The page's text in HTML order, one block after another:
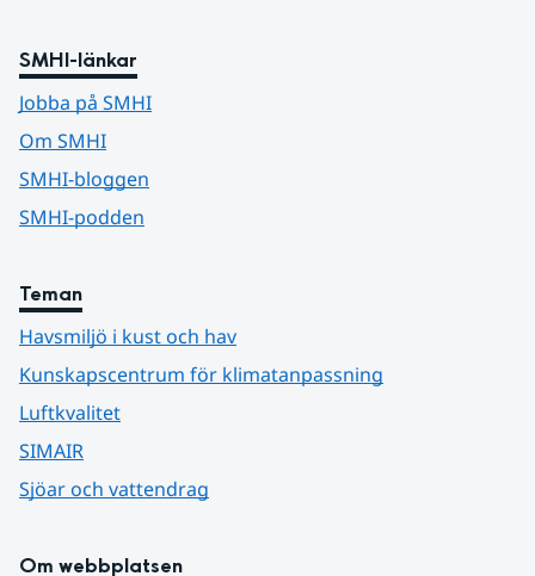
SMHI-länkar
Jobba på SMHI
Om SMHI
SMHI-bloggen
SMHI-podden
Teman
Havsmiljö i kust och hav
Kunskapscentrum för klimatanpassning
Luftkvalitet
SIMAIR
Sjöar och vattendrag
Om webbplatsen